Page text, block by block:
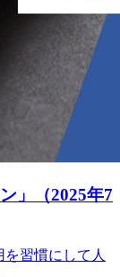
」（2025年7